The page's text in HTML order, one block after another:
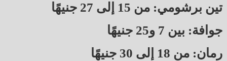
تين برشومي: من 15 إلى 27 جنيهًا
جوافة: بين 7 و25 جنيهًا
رمان: من 18 إلى 30 جنيهًا